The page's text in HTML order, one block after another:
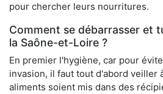
pour chercher leurs nourritures.
Comment se débarrasser et
la Saône-et-Loire ?
En premier l'hygiène, car pour
invasion, il faut tout d'abord veiller
aliments soient mis dans des